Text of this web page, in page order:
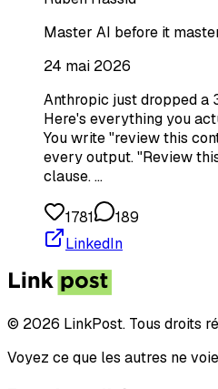
Master AI before it
24 mai 2026
Anthropic just dropped a
Here's everything you
You write "review this
every output. "Review
clause. …
1781
189
LinkedIn
© 2026 LinkPost. Tous droits
Voyez ce que les autres ne